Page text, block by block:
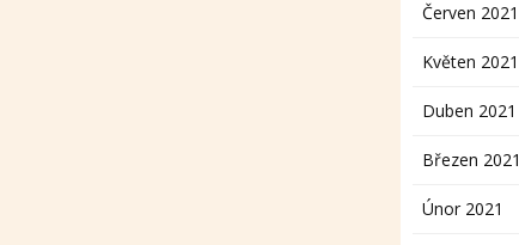
Červen 2021
Květen 2021
Duben 2021
Březen 2021
Únor 2021